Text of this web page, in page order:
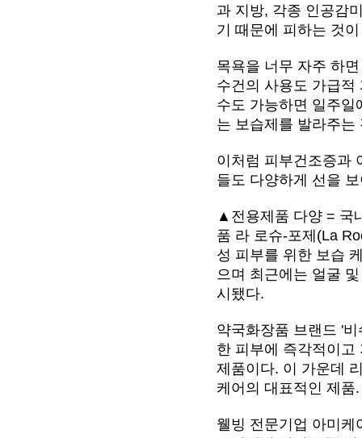
과 지방, 각종 인공감
기 때문에 피하는 것
목욕을 너무 자주 하
수건의 사용도 가급적
수도 가능하면 일주일
는 보습제를 발라주는
이처럼 피부건조증과
들도 다양하게 선을
▲전용제품 다양 = 국
품 라 로슈-포제(La
성 피부를 위한 보습
으며 최근에는 얼굴
시됐다.
약국화장품 브랜드 '
한 피부에 즉각적이고
제품이다. 이 가운데
케어의 대표적인 제품.
웰빙 전문기업 아미케